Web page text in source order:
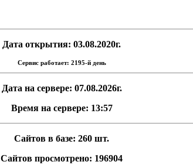
Дата открытия: 03.08.2020г.
Сервис работает: 2195-й день
Дата на сервере: 07.08.2026г.
Время на сервере: 13:57
Сайтов в базе: 260 шт.
Сайтов просмотрено: 196904